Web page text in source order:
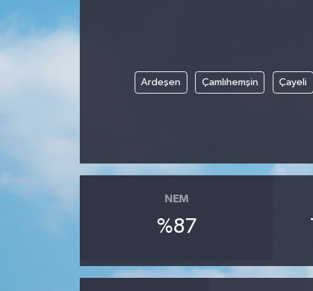
Ardeşen Çamlıhemşin Çayeli
NEM
%87